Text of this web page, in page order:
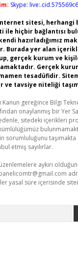
Skype:
sitesi, herhangi
ile hiçbir bağlantısı
hazırladığımız
Burada yer alan
gerçek kurum ve
Gerçek
tesadüfidir.
ve tavsiye niteliği
Kanun gereğince Bilgi
onaylanmış bir Yer
sitedeki içerikleri
sorumluluğunu
etmiş sayılırlar.
aykırı
yasal süre içerisinde